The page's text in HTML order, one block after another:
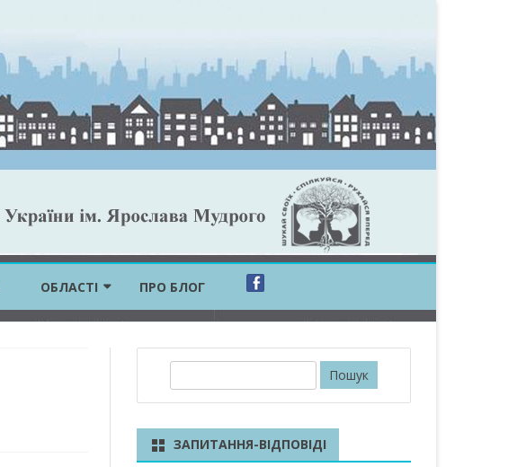
ОБЛАСТІ
ДНІПРОПЕТРОВСЬКА ОБЛАСТЬ
ДОНЕЦЬКА ОБЛАСТЬ
ПРО БЛОГ
к
ЗАПИТАННЯ-ВІДПОВІДІ